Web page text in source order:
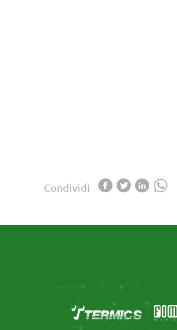
Condividi